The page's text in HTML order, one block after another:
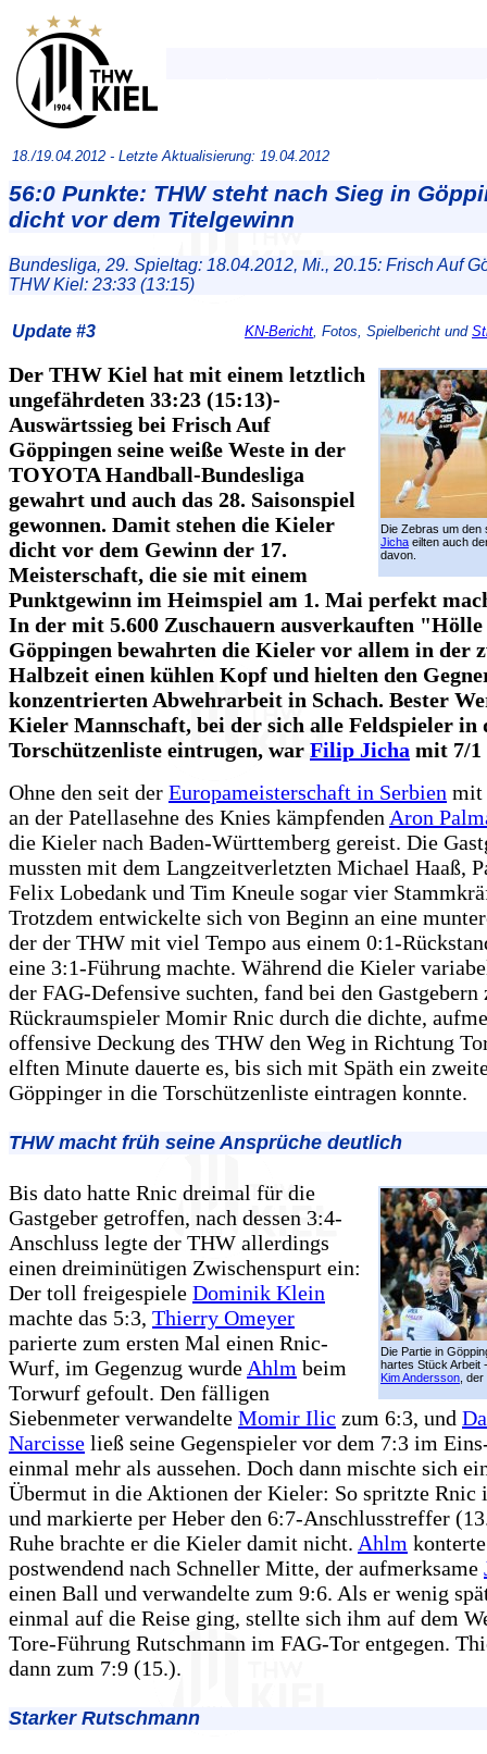
18./19.04.2012 - Letzte Aktualisierung: 19.04.2012
56:0 Punkte: THW steht nach Sieg in
dicht vor dem Titelgewinn
Bundesliga, 29. Spieltag: 18.04.2012, Mi., 20.15: Frisch Auf
THW Kiel: 23:33 (13:15)
Update #3 KN-Bericht , Fotos, Spielbericht und
Die Zebras um
Jicha eilten auch
davon.
Der THW Kiel hat mit einem letztlich
ungefährdeten 33:23 (15:13)-
Auswärtssieg bei Frisch Auf
Göppingen seine weiße Weste in der
TOYOTA Handball-Bundesliga
gewahrt und auch das 28. Saisonspiel
gewonnen. Damit stehen die Kieler
dicht vor dem Gewinn der 17.
Meisterschaft, die sie mit einem
Punktgewinn im Heimspiel am 1. Mai perfekt
In der mit 5.600 Zuschauern ausverkauften
Göppingen bewahrten die Kieler vor allem in der
Halbzeit einen kühlen Kopf und hielten den
konzentrierten Abwehrarbeit in Schach. Bester
Kieler Mannschaft, bei der sich alle Feldspieler in
Torschützenliste eintrugen, war Filip Jicha mit 7/
Ohne den seit der Europameisterschaft in Serbien mit
an der Patellasehne des Knies kämpfenden Aron
die Kieler nach Baden-Württemberg gereist. Die
mussten mit dem Langzeitverletzten Michael Haaß,
Felix Lobedank und Tim Kneule sogar vier
Trotzdem entwickelte sich von Beginn an eine
der der THW mit viel Tempo aus einem 0:1-
eine 3:1-Führung machte. Während die Kieler
der FAG-Defensive suchten, fand bei den Gastgebern
Rückraumspieler Momir Rnic durch die dichte,
offensive Deckung des THW den Weg in Richtung
elften Minute dauerte es, bis sich mit Späth ein
Göppinger in die Torschützenliste eintragen konnte.
THW macht früh seine Ansprüche deutlich
Die Partie in
hartes Stück Arbeit
Kim Andersson ,
Bis dato hatte Rnic dreimal für die
Gastgeber getroffen, nach dessen 3:4-
Anschluss legte der THW allerdings
einen dreiminütigen Zwischenspurt ein:
Der toll freigespiele Dominik Klein
machte das 5:3, Thierry Omeyer
parierte zum ersten Mal einen Rnic-
Wurf, im Gegenzug wurde Ahlm beim
Torwurf gefoult. Den fälligen
Siebenmeter verwandelte Momir Ilic zum 6:3, und
Narcisse ließ seine Gegenspieler vor dem 7:3 im
einmal mehr als aussehen. Doch dann mischte sich
Übermut in die Aktionen der Kieler: So spritzte Rnic
und markierte per Heber den 6:7-Anschlusstreffer
Ruhe brachte er die Kieler damit nicht. Ahlm konterte
postwendend nach Schneller Mitte, der aufmerksame
einen Ball und verwandelte zum 9:6. Als er wenig
einmal auf die Reise ging, stellte sich ihm auf dem
Tore-Führung Rutschmann im FAG-Tor entgegen.
dann zum 7:9 (15.).
Starker Rutschmann